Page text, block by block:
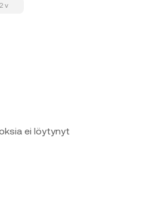
2 v
ei löytynyt